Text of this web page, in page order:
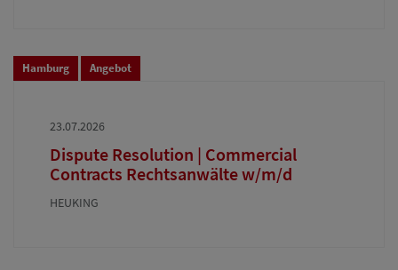
Hamburg Angebot
23.07.2026
Dispute Resolution | Commercial
Contracts Rechtsanwälte w/m/d
HEUKING